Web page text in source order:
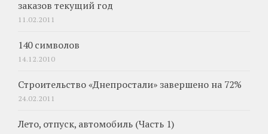
заказов текущий год
11.02.2011
140 символов
14.12.2010
Строительство «Днепростали» завершено на 72%
24.02.2011
Лето, отпуск, автомобиль (Часть 1)